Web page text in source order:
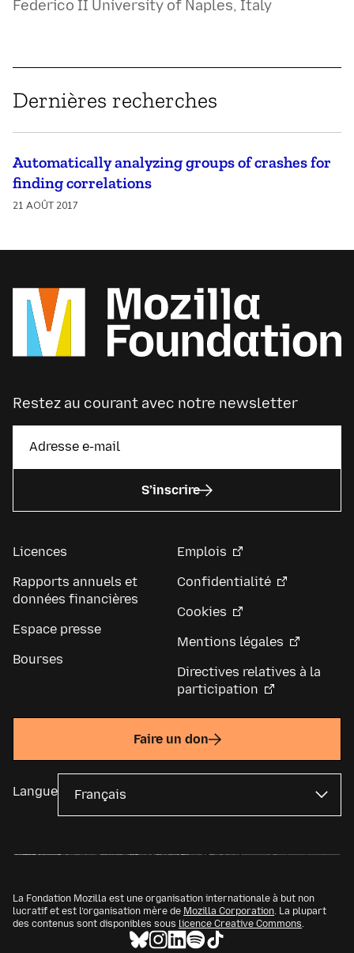
Federico II University of Naples, Italy
Dernières recherches
Automatically analyzing groups of crashes for
finding correlations
21 AOÛT 2017
Restez au courant avec notre newsletter
S’inscrire
Licences
Rapports annuels et
données financières
Espace presse
Bourses
Emplois
Confidentialité
Cookies
Mentions légales
Directives relatives à la
participation
Faire un don
Langue
La Fondation Mozilla est une organisation internationale à but non
lucratif et est l’organisation mère de Mozilla Corporation. La plupart
des contenus sont disponibles sous licence Creative Commons.